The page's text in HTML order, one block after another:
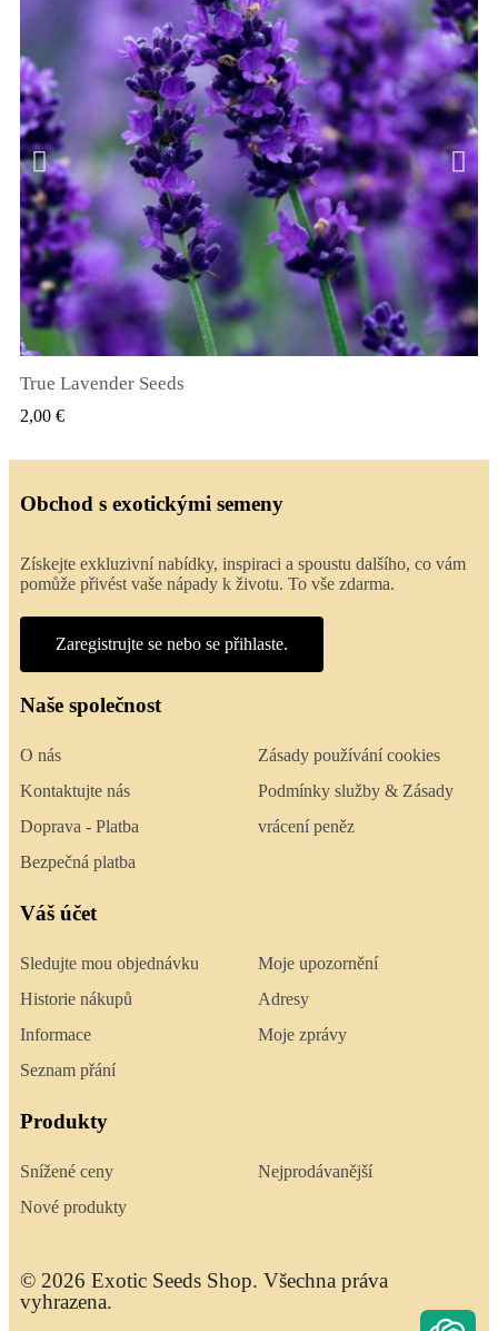
True Lavender Seeds
2,00 €
Obchod s exotickými semeny
Získejte exkluzivní nabídky, inspiraci a spoustu dalšího, co vám
pomůže přivést vaše nápady k životu. To vše zdarma.
Zaregistrujte se nebo se přihlaste.
Naše společnost
O nás
Kontaktujte nás
Doprava - Platba
Bezpečná platba
Zásady používání cookies
Podmínky služby & Zásady
vrácení peněz
Váš účet
Sledujte mou objednávku
Historie nákupů
Informace
Seznam přání
Moje upozornění
Adresy
Moje zprávy
Produkty
Snížené ceny
Nové produkty
Nejprodávanější
© 2026 Exotic Seeds Shop. Všechna práva
vyhrazena.